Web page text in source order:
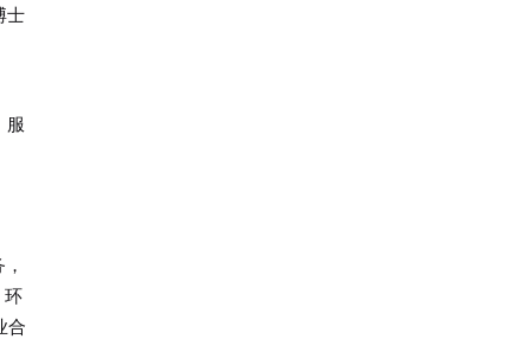
士
服
环
合